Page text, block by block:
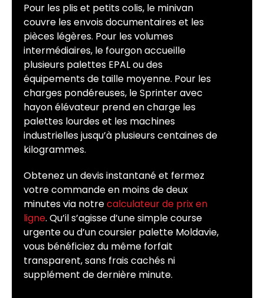
Pour les plis et petits colis, le minivan
couvre les envois documentaires et les
pièces légères. Pour les volumes
intermédiaires, le fourgon accueille
plusieurs palettes EPAL ou des
équipements de taille moyenne. Pour les
charges pondéreuses, le Sprinter avec
hayon élévateur prend en charge les
palettes lourdes et les machines
industrielles jusqu’à plusieurs centaines de
kilogrammes.
Obtenez un devis instantané et fermez
votre commande en moins de deux
minutes via notrecalculateur de prix en
ligne. Qu’il s’agisse d’une simple course
urgente ou d’un coursier palette Moldavie,
vous bénéficiez du même forfait
transparent, sans frais cachés ni
supplément de dernière minute.